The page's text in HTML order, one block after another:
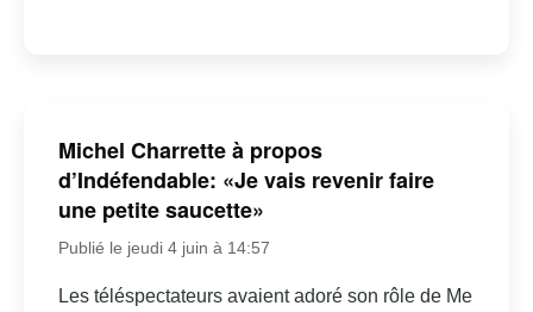
Michel Charrette à propos
d’Indéfendable: «Je vais revenir faire
une petite saucette»
Publié le jeudi 4 juin à 14:57
Les téléspectateurs avaient adoré son rôle de Me